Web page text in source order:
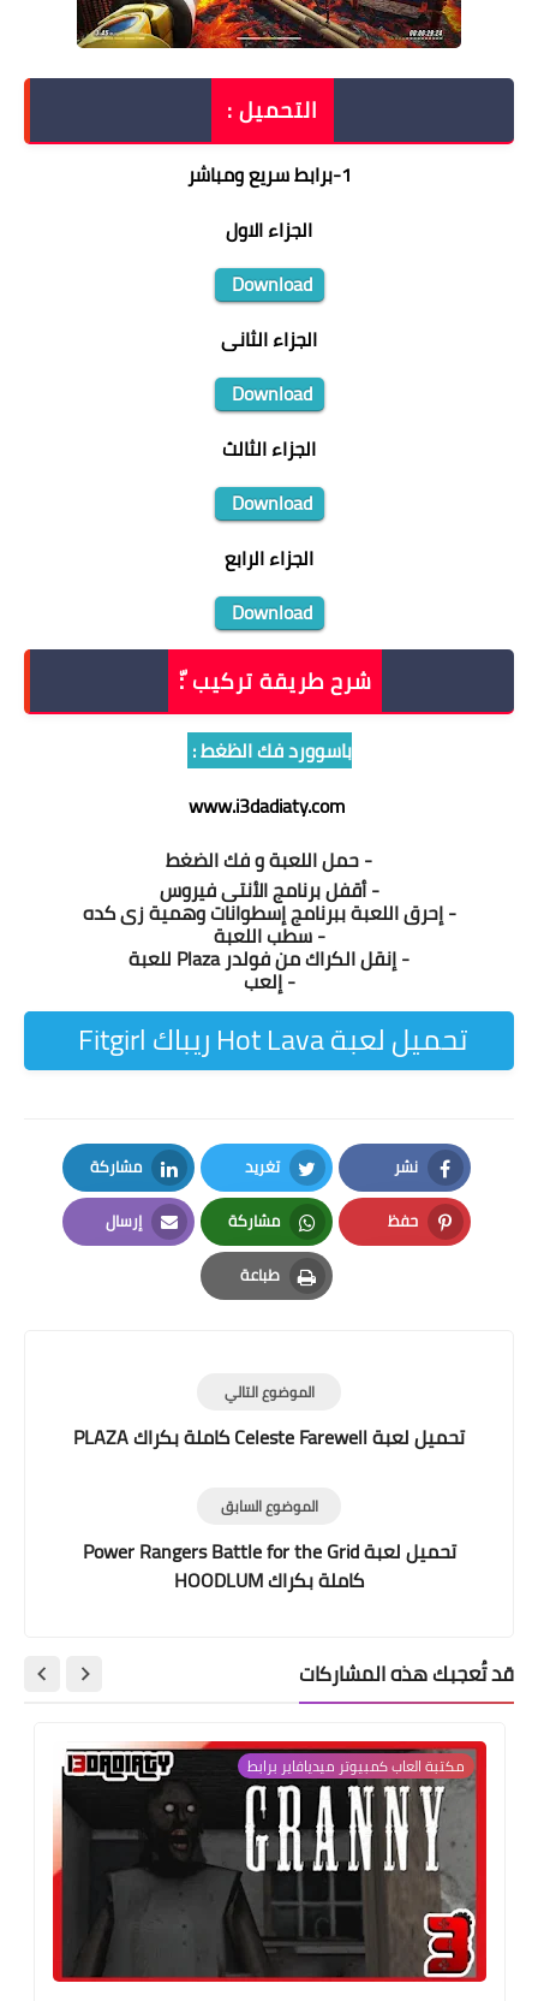
التحميل :
1
-برابط سريع ومباشر
الجزاء الاول
Download
الجزاء الثانى
Download
الجزاء الثالث
Download
الجزاء الرابع
Download
شرح طريقة تركيب :ّ
باسوورد فك الظغط :
www.i3dadiaty.com
- حمل اللعبة و فك الضغط
- أقفل برنامج الأنتى فيروس
- إحرق اللعبة ببرنامج إسطوانات وهمية زى كده
- سطب اللعبة
- إنقل الكراك من فولدر Plaza للعبة
- إلعب
تحميل لعبة Hot Lava ريباك Fitgirl
نشر
Facebook
تغريد
Twitter
مشاركة
LinkedIn
حفظ
Pinterest
مشاركة
Whatsapp
إرسال
Email
طباعة
Print
الموضوع التالي
تحميل لعبة Celeste Farewell كاملة بكراك PLAZA
الموضوع السابق
تحميل لعبة Power Rangers Battle for the Grid
كاملة بكراك HOODLUM
قد تُعجبك هذه المشاركات
مكتبة العاب كمبيوتر ميديافاير برابط